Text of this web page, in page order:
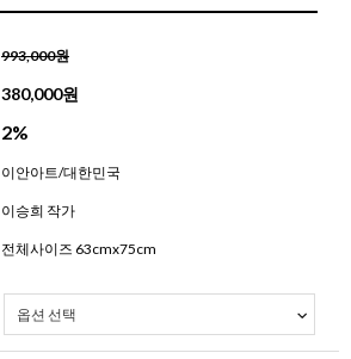
993,000원
380,000원
2%
이안아트/대한민국
이승희 작가
전체사이즈 63cmx75cm